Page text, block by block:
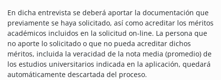
En dicha entrevista se deberá aportar la documentación que
previamente se haya solicitado, así como acreditar los méritos
académicos incluidos en la solicitud on-line. La persona que
no aporte lo solicitado o que no pueda acreditar dichos
méritos, incluida la veracidad de la nota media (promedio) de
los estudios universitarios indicada en la aplicación, quedará
automáticamente descartada del proceso.